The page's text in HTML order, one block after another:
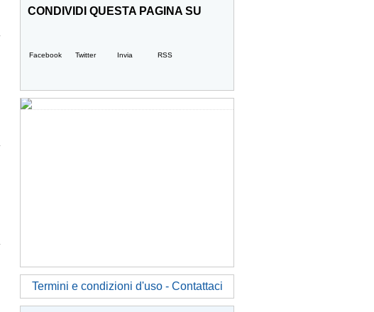
CONDIVIDI QUESTA PAGINA SU
Facebook Twitter Invia RSS
Termini e condizioni d'uso - Contattaci